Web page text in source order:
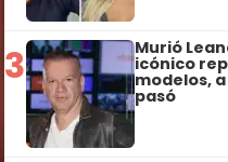
3 Murió
icónico
modelos, a
pasó